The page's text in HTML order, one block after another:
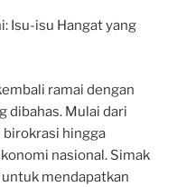
Isu-isu Hangat yang
ramai dengan
dibahas. Mulai dari
hingga
nasional. Simak
mendapatkan